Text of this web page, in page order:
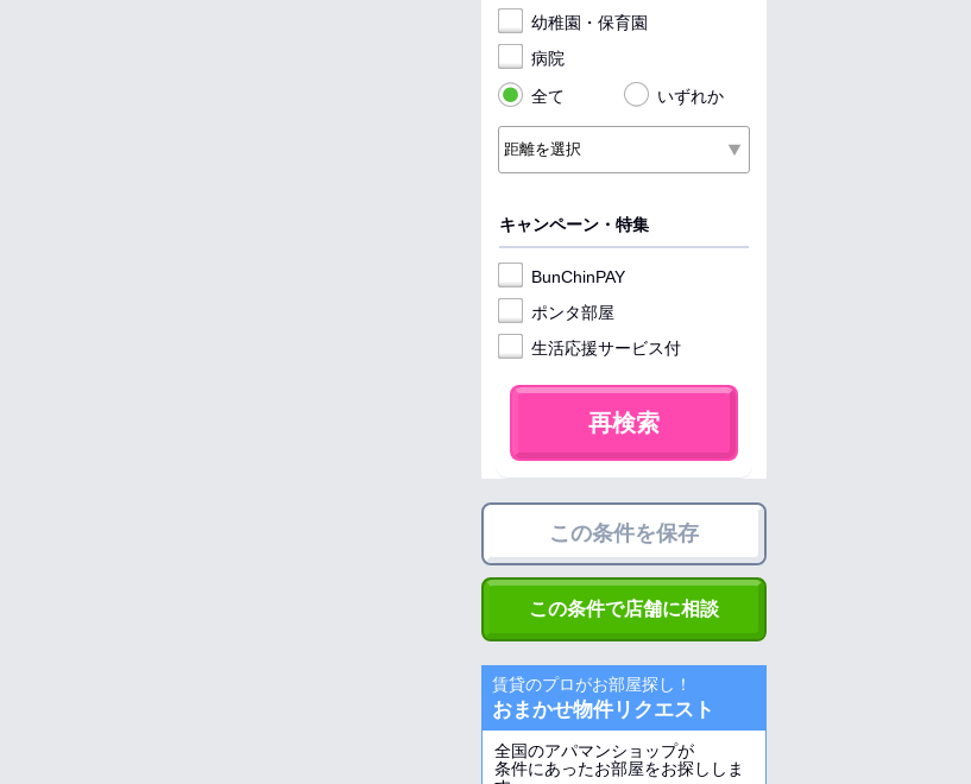
幼稚園・保育園
病院
全て
いずれか
キャンペーン・特集
BunChinPAY
ポンタ部屋
生活応援サービス付
再検索
この条件を保存
この条件で店舗に相談
賃貸のプロがお部屋探し！
おまかせ物件リクエスト
全国のアパマンショップが
条件にあったお部屋をお探ししま